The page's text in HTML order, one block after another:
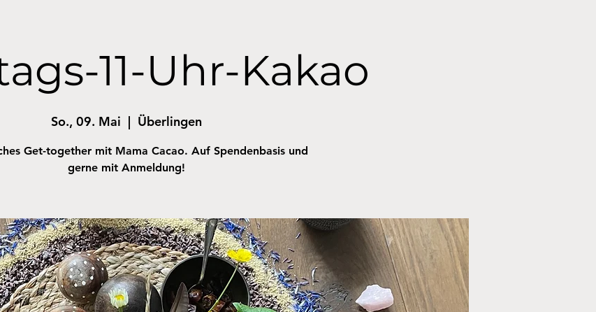
11-Uhr-Kakao
So., 09. Mai
  |
Überlingen
Get-together mit Mama Cacao. Auf Spendenbasis und
gerne mit Anmeldung!